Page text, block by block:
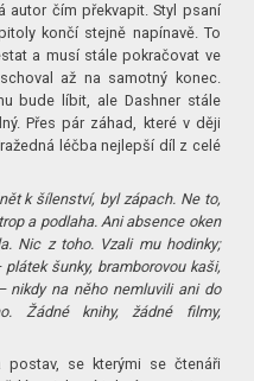
autor čím překvapit. Styl psaní
končí stejně napínavě. To
a musí stále pokračovat ve
až na samotný konec.
bude líbit, ale Dashner stále
Přes pár záhad, které v ději
léčba nejlepší díl z celé
k šílenství, byl zápach. Ne to,
a podlaha. Ani absence oken
Nic z toho. Vzali mu hodinky;
šunky, bramborovou kaši,
nikdy na něho nemluvili ani do
Žádné knihy, žádné filmy,
se kterými se čtenáři